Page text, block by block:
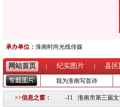
承办单位： 淮南时尚光线传媒
网站首页 纪实图片 县区
我为淮南写首诗
>>信息之窗：
重要信息2018-10-11 · 淮南市第三届文博会